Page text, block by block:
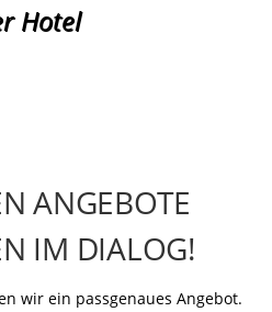
Hotel
ANGEBOTE
IM DIALOG!
wir ein passgenaues Angebot.